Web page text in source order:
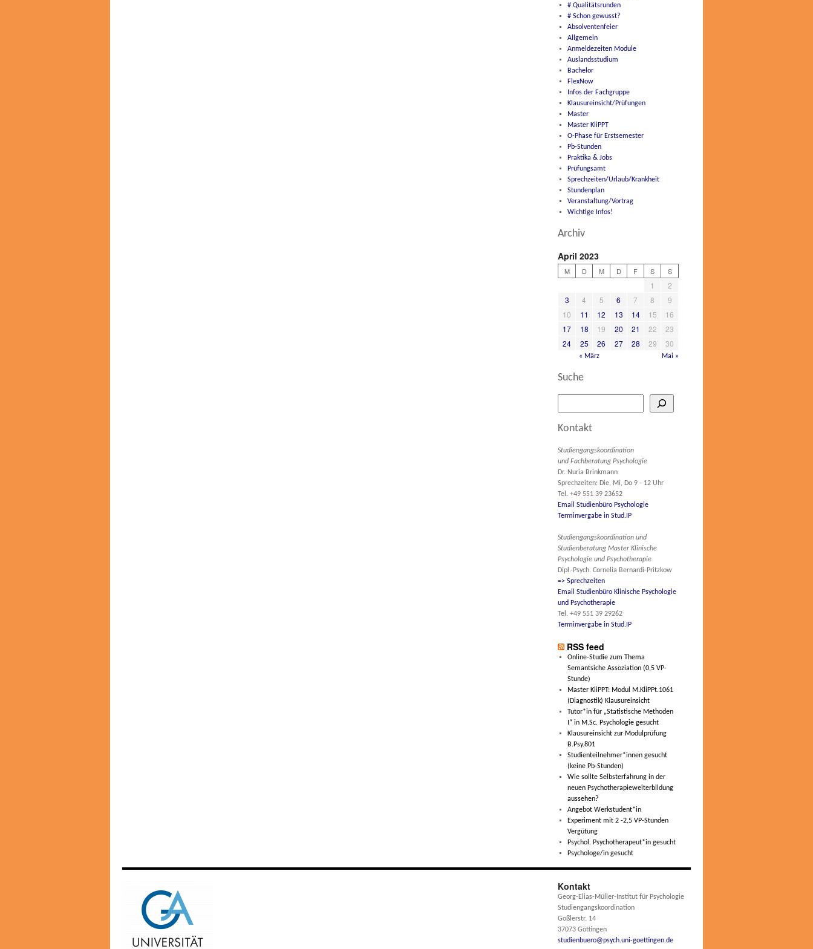
# Qualitätsrunden
# Schon gewusst?
Absolventenfeier
Allgemein
Anmeldezeiten Module
Auslandsstudium
Bachelor
FlexNow
Infos der Fachgruppe
Klausureinsicht/Prüfungen
Master
Master KliPPT
O-Phase für Erstsemester
Pb-Stunden
Praktika & Jobs
Prüfungsamt
Sprechzeiten/Urlaub/Krankheit
Stundenplan
Veranstaltung/Vortrag
Wichtige Infos!
Archiv
April 2023
M D M D F S S
1
2
3
4 5 6 7 8
9
10
11 12 13 14 15
16
17
18 19 20 21 22
23
24
25 26 27 28 29 30
« März Mai »
Suche
Kontakt
Studiengangskoordination
und Fachberatung Psychologie
Dr. Nuria Brinkmann
Sprechzeiten: Die, Mi, Do 9 - 12 Uhr
Tel. +49 551 39 23652
Email Studienbüro Psychologie
Terminvergabe in Stud.IP
Studiengangskoordination und
Studienberatung Master Klinische
Psychologie und Psychotherapie
Dipl.-Psych. Cornelia Bernardi-Pritzkow
=> Sprechzeiten
Email Studienbüro Klinische Psychologie
und Psychotherapie
Tel. +49 551 39 29262
Terminvergabe in Stud.IP
RSS feed
Online-Studie zum Thema
Semantsiche Assoziation (0,5 VP-
Stunde)
Master KliPPT: Modul M.KliPPt.1061
(Diagnostik) Klausureinsicht
Tutor*in für „Statistische Methoden
I“ in M.Sc. Psychologie gesucht
Klausureinsicht zur Modulprüfung
B.Psy.801
Studienteilnehmer*innen gesucht
(keine Pb-Stunden)
Wie sollte Selbsterfahrung in der
neuen Psychotherapieweiterbildung
aussehen?
Angebot Werkstudent*in
Experiment mit 2 -2,5 VP-Stunden
Vergütung
Psychol. Psychotherapeut*in gesucht
Psychologe/in gesucht
Kontakt
Georg-Elias-Müller-Institut für Psychologie
Studiengangskoordination
Goßlerstr. 14
37073 Göttingen
studienbuero@psych.uni-goettingen.de